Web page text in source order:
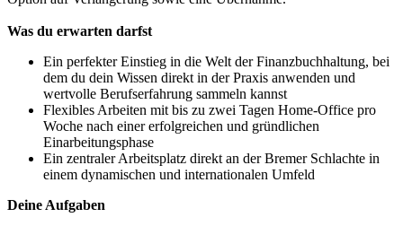
Was du erwarten darfst
Ein perfekter Einstieg in die Welt der Finanzbuchhaltung, bei
dem du dein Wissen direkt in der Praxis anwenden und
wertvolle Berufserfahrung sammeln kannst
Flexibles Arbeiten mit bis zu zwei Tagen Home-Office pro
Woche nach einer erfolgreichen und gründlichen
Einarbeitungsphase
Ein zentraler Arbeitsplatz direkt an der Bremer Schlachte in
einem dynamischen und internationalen Umfeld
Deine Aufgaben